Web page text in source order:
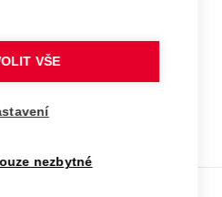
VŠE
nezbytné